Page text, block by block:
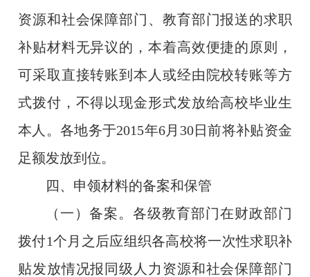
资源和社会保障部门、教育部门报送的求职
补贴材料无异议的，本着高效便捷的原则，
可采取直接转账到本人或经由院校转账等方
式拨付，不得以现金形式发放给高校毕业生
本人。各地务于2015年6月 30日前将补贴资金
足额发放到位。
四、申领材料的备案和保管
（一）备案。各级教育部门在财政部门
拨付1个月之后应组织各高校将一次性求职补
贴发放情况报同级人力资源和社会保障部门